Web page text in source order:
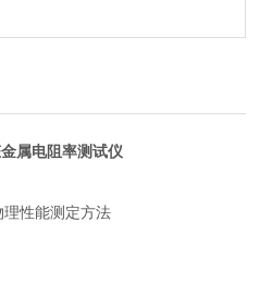
属电阻率测试仪
性能测定方法